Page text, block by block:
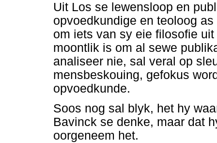
Uit Los se lewensloop en
opvoedkundige en teoloog
om iets van sy eie filosofie
moontlik is om al sewe
analiseer nie, sal veral op
mensbeskouing, gefokus
opvoedkunde.
Soos nog sal blyk, het hy
Bavinck se denke, maar dat
oorgeneem het.